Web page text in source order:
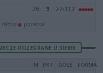
26 9 27-112
remis porażka
ROZEGRANE U SIEBIE
M PKT GOLE FORMA